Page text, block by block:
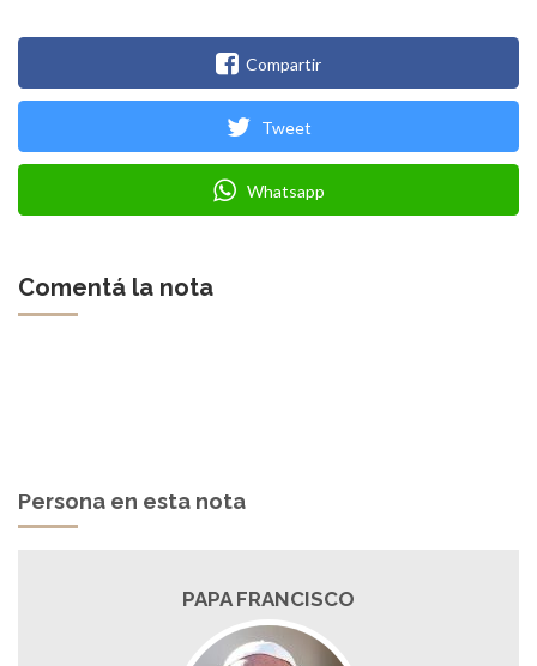
Compartir
Tweet
Whatsapp
Comentá la nota
Persona en esta nota
PAPA FRANCISCO